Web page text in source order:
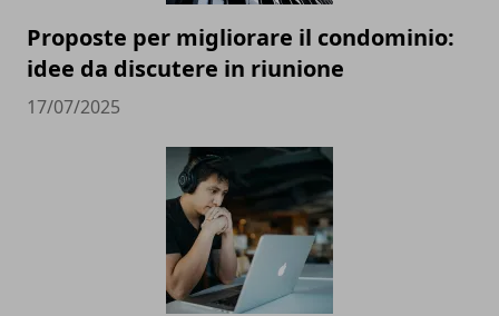
Proposte per migliorare il condominio:
idee da discutere in riunione
17/07/2025